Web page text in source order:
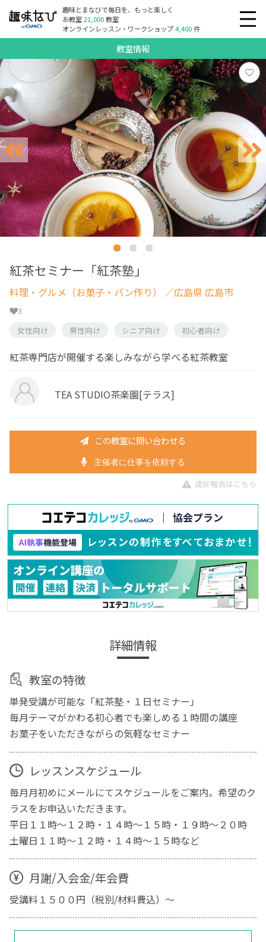
趣味とまなびで毎日を、もっと楽しく
お教室21,000教室
オンラインレッスン・ワークショップ4,400件
教室情報
紅茶セミナー「紅茶塾」
料理・グルメ（お菓子・パン作り） ／広島県 広島市
3
女性向け
男性向け シニア向け 初心者向け
紅茶専門店が開催する楽しみながら学べる紅茶教室
TEA STUDIO茶楽園[テラス]
この教室に問い合わせる
主催者に仕事を依頼する
違反報告はこちら
詳細情報
教室の特徴
単発受講が可能な「紅茶塾・１日セミナー」
毎月テーマがかわる初心者でも楽しめる１時間の講座
お菓子をいただきながらの気軽なセミナー
レッスンスケジュール
毎月月初めにメールにてスケジュールをご案内。希望のク
ラスをお申込いただきます。
平日１１時～１２時・１４時～１５時・１９時～２０時
土曜日１１時～１２時・１４時～１５時など
月謝/入会金/年会費
受講料１５００円（税別/材料費込）～